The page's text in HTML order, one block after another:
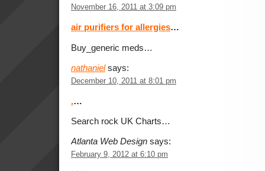
November 16, 2011 at 3:09 pm
air purifiers for allergies…
Buy_generic meds…
nathaniel says:
December 10, 2011 at 8:01 pm
.…
Search rock UK Charts…
Atlanta Web Design says:
February 9, 2012 at 6:10 pm